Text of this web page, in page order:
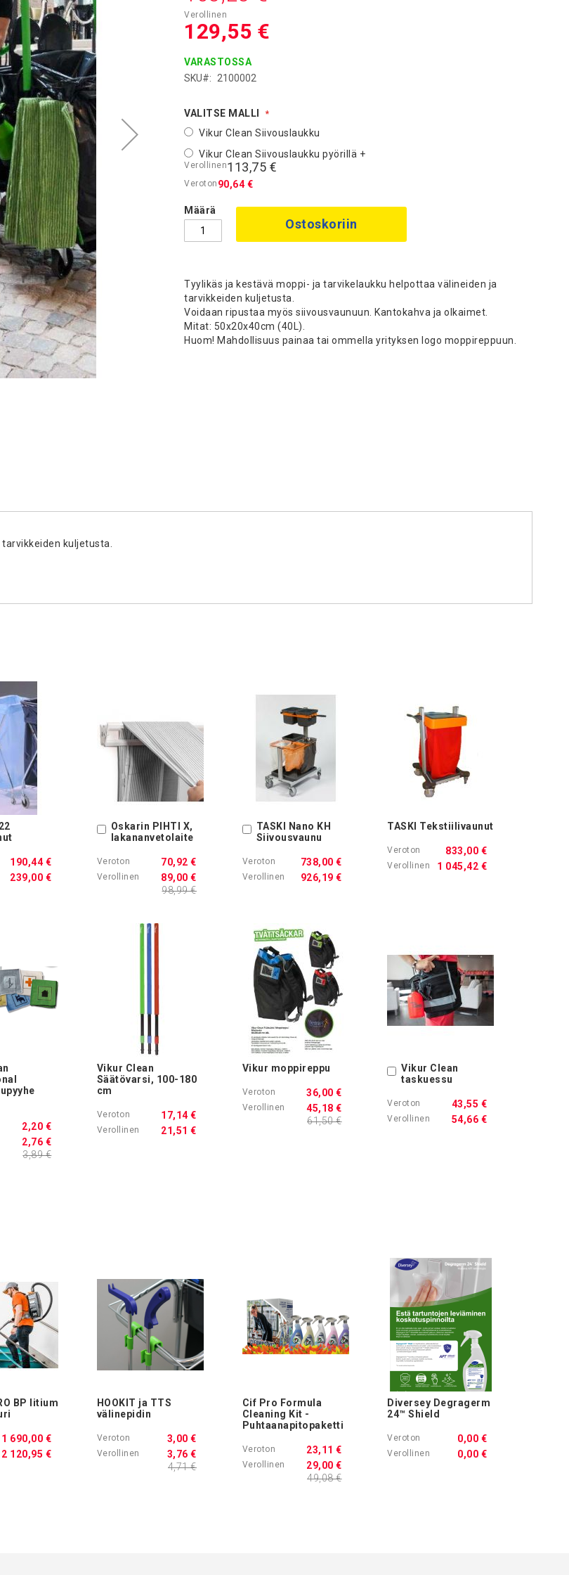
129,55 €
VARASTOSSA
SKU
2100002
VALITSE MALLI
Vikur Clean Siivouslaukku
Vikur Clean Siivouslaukku pyörillä +
113,75 €
90,64 €
Määrä
Ostoskoriin
Tyylikäs ja kestävä moppi- ja tarvikelaukku helpottaa välineiden ja
tarvikkeiden kuljetusta.
Voidaan ripustaa myös siivousvaunuun. Kantokahva ja olkaimet.
Mitat: 50x20x40cm (40L).
Huom! Mahdollisuus painaa tai ommella yrityksen logo moppireppuun.
kuljetusta.
239,00 €
190,44 €
Oskarin PIHTI X,
lakananvetolaite
89,00 €
70,92 €
98,99 €
Ostoskoriin
TASKI Nano KH
Siivousvaunu
926,19 €
738,00 €
Ostoskoriin TASKI Tekstiilivaunut
1 045,42 €
833,00 €
2,76 €
2,20 €
3,89 €
Vikur Clean
Säätövarsi, 100-180
cm
21,51 €
17,14 €
Vikur moppireppu
45,18 €
36,00 €
61,50 €
Vikur Clean
taskuessu
54,66 €
43,55 €
Ostoskoriin
BP litium
2 120,95 €
1 690,00 €
HOOKIT ja TTS
välinepidin
3,76 €
3,00 €
4,71 €
Cif Pro Formula
Cleaning Kit -
Puhtaanapitopaketti
29,00 €
23,11 €
49,08 €
Diversey Degragerm
24™ Shield
0,00 €
0,00 €